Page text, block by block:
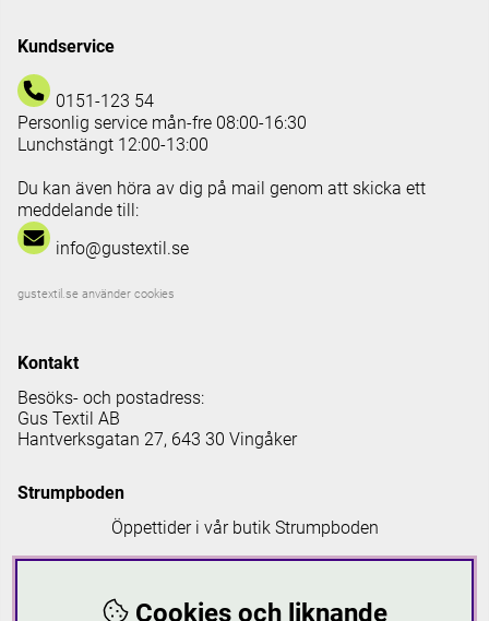
Kundservice
0151-123 54
Personlig service mån-fre 08:00-16:30
Lunchstängt 12:00-13:00
Du kan även höra av dig på mail genom att skicka ett
meddelande till:
info@gustextil.se
gustextil.se använder cookies
Kontakt
Besöks- och postadress:
Gus Textil AB
Hantverksgatan 27, 643 30 Vingåker
Strumpboden
Öppettider i vår butik Strumpboden
Onsdag: 08 - 16.30
Cookies och liknande